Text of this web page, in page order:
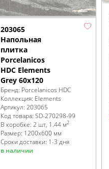
203065
Напольная
плитка
Porcelanicos
HDC Elements
Grey 60x120
Бренд: Porcelanicos HDC
Коллекция: Elements
Артикул: 203065
Код товара: SD-270298-99
В коробке: 2 шт, 1.44 м2
Размер: 1200x600 мм
Сроки доставки: 1-3 дня
в наличии